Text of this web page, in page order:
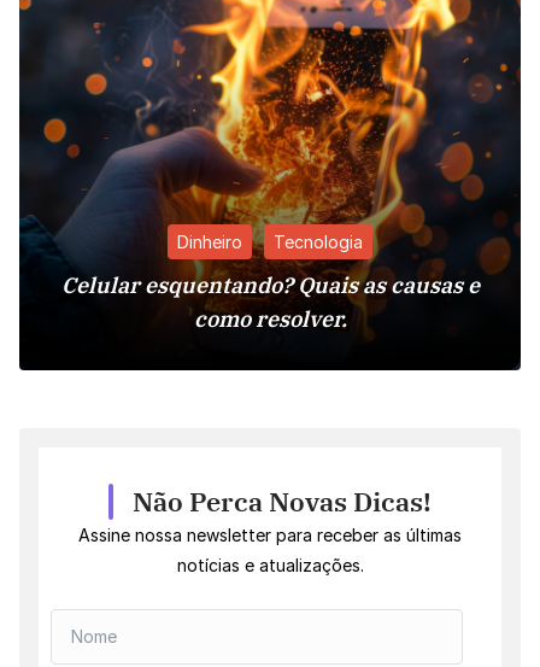
Dinheiro Tecnologia
Celular esquentando? Quais as causas e
como resolver.
Não Perca Novas Dicas!
Assine nossa newsletter para receber as últimas
notícias e atualizações.